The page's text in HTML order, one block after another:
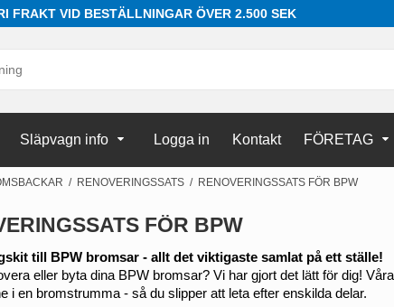
FRAKT VID BESTÄLLNINGAR ÖVER 2.500 SEK
Släpvagn info Logga in Kontakt FÖRETAG
/ RENOVERINGSSATS / RENOVERINGSSATS FÖR BPW
FÖR BPW
till BPW bromsar - allt det viktigaste samlat på ett ställe!
eller byta dina BPW bromsar? Vi har gjort det lätt för dig!
i en bromstrumma - så du slipper att leta efter enskilda delar.